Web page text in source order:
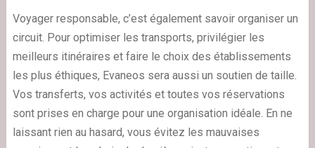
Voyager responsable, c’est également savoir organiser un
circuit. Pour optimiser les transports, privilégier les
meilleurs itinéraires et faire le choix des établissements
les plus éthiques, Evaneos sera aussi un soutien de taille.
Vos transferts, vos activités et toutes vos réservations
sont prises en charge pour une organisation idéale. En ne
laissant rien au hasard, vous évitez les mauvaises